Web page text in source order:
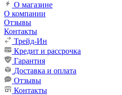
О магазине
О компании
Отзывы
Контакты
Трейд-Ин
Кредит и рассрочка
Гарантия
Доставка и оплата
Отзывы
Контакты